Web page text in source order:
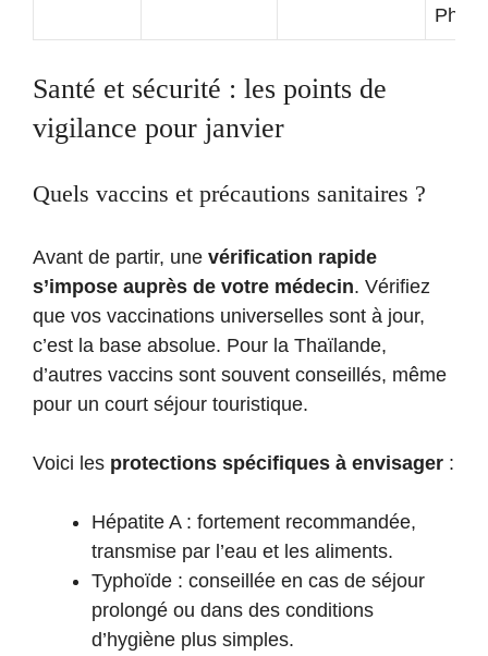
Santé et sécurité : les points de
vigilance pour janvier
Quels vaccins et précautions sanitaires ?
Avant de partir, une vérification rapide
s’impose auprès de votre médecin. Vérifiez
que vos vaccinations universelles sont à jour,
c’est la base absolue. Pour la Thaïlande,
d’autres vaccins sont souvent conseillés, même
pour un court séjour touristique.
Voici les protections spécifiques à envisager :
Hépatite A : fortement recommandée,
transmise par l’eau et les aliments.
Typhoïde : conseillée en cas de séjour
prolongé ou dans des conditions
d’hygiène plus simples.